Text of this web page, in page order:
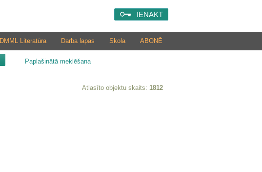
IENĀKT
ABONĒ
Skola
Darba lapas
DMML Literatūra
Paplašinātā meklēšana
Atlasīto objektu skaits: 1812